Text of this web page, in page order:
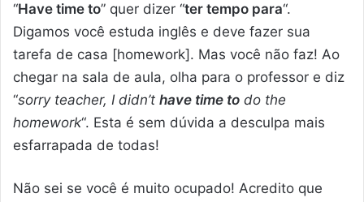
“Have time to” quer dizer “ter tempo para“.
Digamos você estuda inglês e deve fazer sua
tarefa de casa [homework]. Mas você não faz! Ao
chegar na sala de aula, olha para o professor e diz
“sorry teacher, I didn’t have time to do the
homework“. Esta é sem dúvida a desculpa mais
esfarrapada de todas!
Não sei se você é muito ocupado! Acredito que